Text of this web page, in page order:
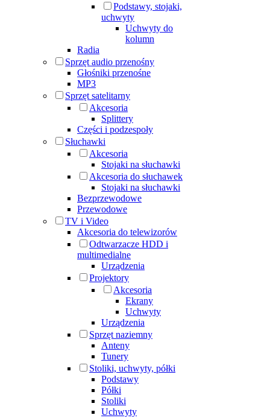
Podstawy, stojaki,
uchwyty
Uchwyty do
kolumn
Radia
Sprzęt audio przenośny
Głośniki przenośne
MP3
Sprzęt satelitarny
Akcesoria
Splittery
Części i podzespoły
Słuchawki
Akcesoria
Stojaki na słuchawki
Akcesoria do słuchawek
Stojaki na słuchawki
Bezprzewodowe
Przewodowe
TV i Video
Akcesoria do telewizorów
Odtwarzacze HDD i
multimedialne
Urządzenia
Projektory
Akcesoria
Ekrany
Uchwyty
Urządzenia
Sprzęt naziemny
Anteny
Tunery
Stoliki, uchwyty, półki
Podstawy
Półki
Stoliki
Uchwyty